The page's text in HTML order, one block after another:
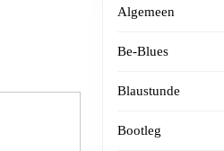
Algemeen
Be-Blues
Blaustunde
Bootleg